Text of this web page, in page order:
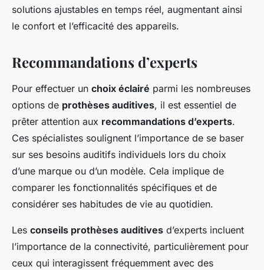
solutions ajustables en temps réel, augmentant ainsi
le confort et l’efficacité des appareils.
Recommandations d’experts
Pour effectuer un choix éclairé parmi les nombreuses
options de prothèses auditives, il est essentiel de
prêter attention aux recommandations d’experts.
Ces spécialistes soulignent l’importance de se baser
sur ses besoins auditifs individuels lors du choix
d’une marque ou d’un modèle. Cela implique de
comparer les fonctionnalités spécifiques et de
considérer ses habitudes de vie au quotidien.
Les conseils prothèses auditives d’experts incluent
l’importance de la connectivité, particulièrement pour
ceux qui interagissent fréquemment avec des